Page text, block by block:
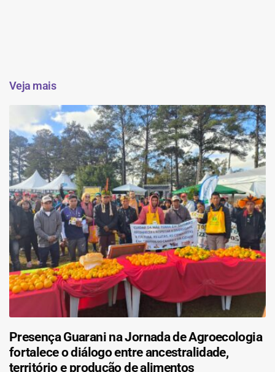
Veja mais
Presença Guarani na Jornada de Agroecologia
fortalece o diálogo entre ancestralidade,
território e produção de alimentos